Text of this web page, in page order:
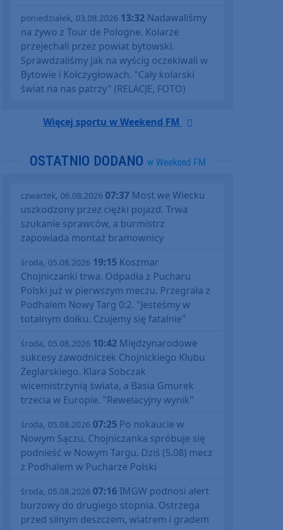
poniedziałek, 03.08.2026 13:32 Nadawaliśmy
na żywo z Tour de Pologne. Kolarze
przejechali przez powiat bytowski.
Sprawdzaliśmy jak na wyścig oczekiwali w
Bytowie i Kołczygłowach. "Cały kolarski
świat na nas patrzy" (RELACJE, FOTO)
Więcej sportu w Weekend FM
OSTATNIO DODANO w Weekend FM
czwartek, 06.08.2026 07:37 Most we Wiecku
uszkodzony przez ciężki pojazd. Trwa
szukanie sprawców, a burmistrz
zapowiada montaż bramownicy
środa, 05.08.2026 19:15 Koszmar
Chojniczanki trwa. Odpadła z Pucharu
Polski już w pierwszym meczu. Przegrała z
Podhalem Nowy Targ 0:2. "Jesteśmy w
totalnym dołku. Czujemy się fatalnie"
środa, 05.08.2026 10:42 Międzynarodowe
sukcesy zawodniczek Chojnickiego Klubu
Żeglarskiego. Klara Sobczak
wicemistrzynią świata, a Basia Gmurek
trzecia w Europie. "Rewelacyjny wynik"
środa, 05.08.2026 07:25 Po nokaucie w
Nowym Sączu, Chojniczanka spróbuje się
podnieść w Nowym Targu. Dziś (5.08) mecz
z Podhalem w Pucharze Polski
środa, 05.08.2026 07:16 IMGW podnosi alert
burzowy do drugiego stopnia. Ostrzega
przed silnym deszczem, wiatrem i gradem